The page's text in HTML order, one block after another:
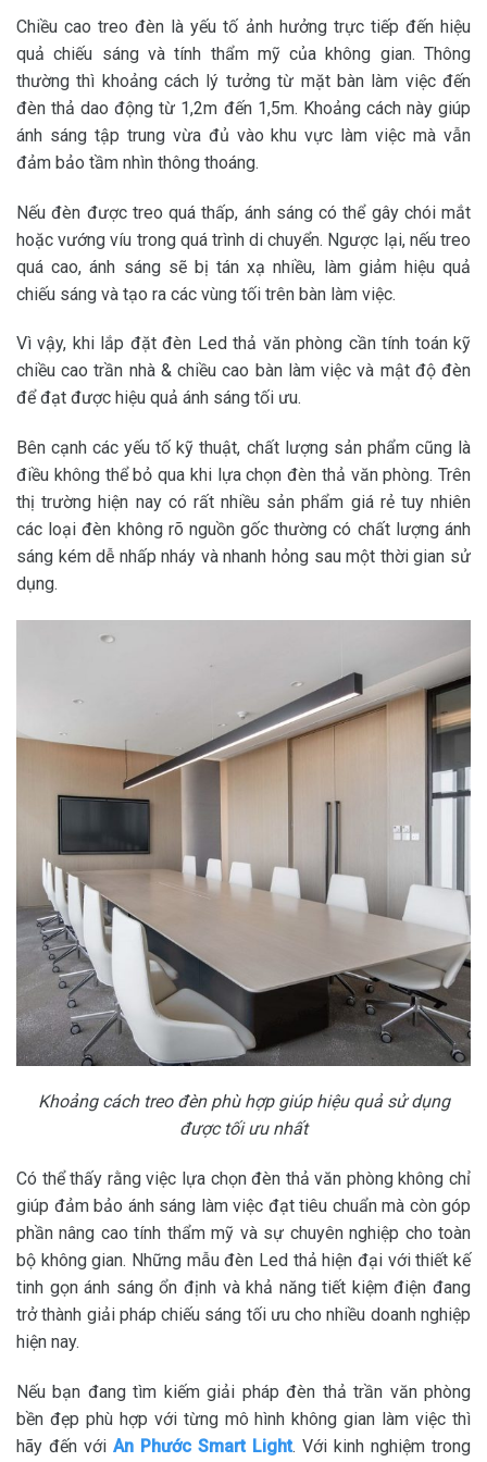
Chiều cao treo đèn là yếu tố ảnh hưởng trực tiếp đến hiệu
quả chiếu sáng và tính thẩm mỹ của không gian. Thông
thường thì khoảng cách lý tưởng từ mặt bàn làm việc đến
đèn thả dao động từ 1,2m đến 1,5m. Khoảng cách này giúp
ánh sáng tập trung vừa đủ vào khu vực làm việc mà vẫn
đảm bảo tầm nhìn thông thoáng.
Nếu đèn được treo quá thấp, ánh sáng có thể gây chói mắt
hoặc vướng víu trong quá trình di chuyển. Ngược lại, nếu treo
quá cao, ánh sáng sẽ bị tán xạ nhiều, làm giảm hiệu quả
chiếu sáng và tạo ra các vùng tối trên bàn làm việc.
Vì vậy, khi lắp đặt đèn Led thả văn phòng cần tính toán kỹ
chiều cao trần nhà & chiều cao bàn làm việc và mật độ đèn
để đạt được hiệu quả ánh sáng tối ưu.
Bên cạnh các yếu tố kỹ thuật, chất lượng sản phẩm cũng là
điều không thể bỏ qua khi lựa chọn đèn thả văn phòng. Trên
thị trường hiện nay có rất nhiều sản phẩm giá rẻ tuy nhiên
các loại đèn không rõ nguồn gốc thường có chất lượng ánh
sáng kém dễ nhấp nháy và nhanh hỏng sau một thời gian sử
dụng.
Khoảng cách treo đèn phù hợp giúp hiệu quả sử dụng
được tối ưu nhất
Có thể thấy rằng việc lựa chọn đèn thả văn phòng không chỉ
giúp đảm bảo ánh sáng làm việc đạt tiêu chuẩn mà còn góp
phần nâng cao tính thẩm mỹ và sự chuyên nghiệp cho toàn
bộ không gian. Những mẫu đèn Led thả hiện đại với thiết kế
tinh gọn ánh sáng ổn định và khả năng tiết kiệm điện đang
trở thành giải pháp chiếu sáng tối ưu cho nhiều doanh nghiệp
hiện nay.
Nếu bạn đang tìm kiếm giải pháp đèn thả trần văn phòng
bền đẹp phù hợp với từng mô hình không gian làm việc thì
hãy đến với An Phước Smart Light. Với kinh nghiệm trong